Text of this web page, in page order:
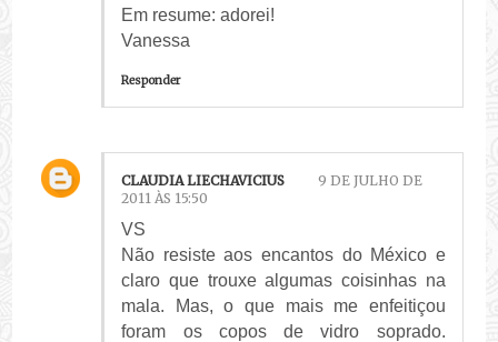
Em resume: adorei!
Vanessa
Responder
CLAUDIA LIECHAVICIUS
9 DE JULHO DE
2011 ÀS 15:50
VS
Não resiste aos encantos do México e
claro que trouxe algumas coisinhas na
mala. Mas, o que mais me enfeitiçou
foram os copos de vidro soprado.